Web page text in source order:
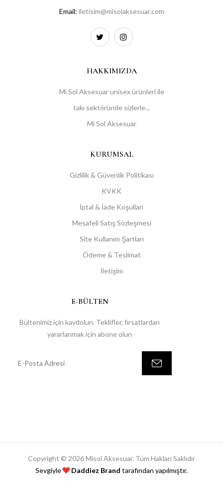
Email: iletisim@misolaksesuar.com
HAKKIMIZDA
Mi Sol Aksesuar unisex ürünleri ile
takı sektöründe sizlerle...
Mi Sol Aksesuar
KURUMSAL
Gizlilik & Güvenlik Politikası
KVKK
İptal & İade Koşulları
Mesafeli Satış Sözleşmesi
Site Kullanım Şartları
Ödeme & Teslimat
İletişim
E-BÜLTEN
Bültenimiz için kaydolun. Teklifler, fırsatlardan
yararlanmak için abone olun
Copyright © 2026 Misol Aksesuar. Tüm Hakları Saklıdır
Sevgiyle
Daddiez Brand tarafından yapılmıştır.